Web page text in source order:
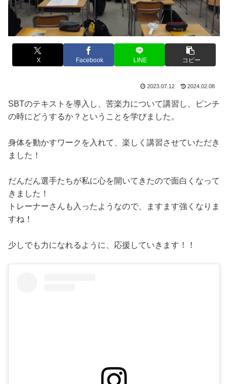
X Facebook LINE コピー
2023.07.12 2024.02.08
SBTのテキストを導入し、苦楽力について講習し、ピンチ
の時にどうするか？ということを学びました。
身体を動かすワークを入れて、楽しく講習させていただき
ました！
だんだん選手たちが私に心を開いてきたので面白くなって
きました！
トレーナーさんも入ったようなので、ますます強くなりま
すね！
少しでも力になれるように、応援していきます！！